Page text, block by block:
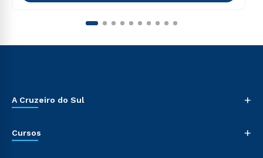
A Cruzeiro do Sul +
Cursos +